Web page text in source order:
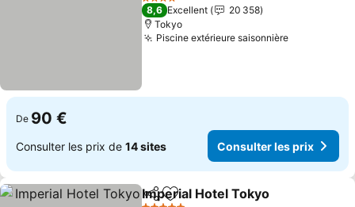
4 Étoiles
8,6 Excellent
20 358
Tokyo
Piscine extérieure saisonnièreConsulter
De 90 €
Consulter les prix de 14 sites Consulter les prix
PartagerAjouter à mes favoris
Imperial Hotel Tokyo